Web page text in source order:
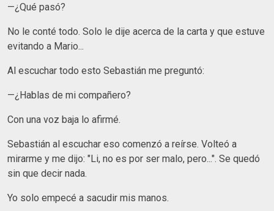
—¿Qué pasó?
No le conté todo. Solo le dije acerca de la carta y que estuve
evitando a Mario...
Al escuchar todo esto Sebastián me preguntó:
—¿Hablas de mi compañero?
Con una voz baja lo afirmé.
Sebastián al escuchar eso comenzó a reírse. Volteó a
mirarme y me dijo: "Li, no es por ser malo, pero...". Se quedó
sin que decir nada.
Yo solo empecé a sacudir mis manos.